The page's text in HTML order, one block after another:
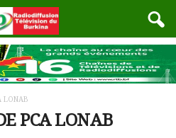
LONAB
PCA LONAB